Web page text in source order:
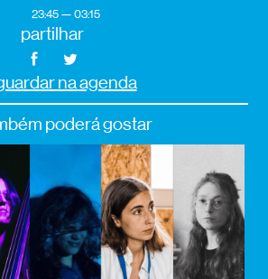
23:45 — 03:15
partilhar
na agenda
poderá gostar